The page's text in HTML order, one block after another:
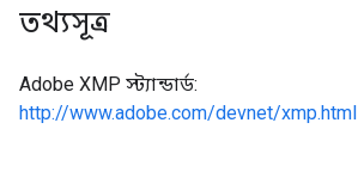
তথ্যসূত্র
Adobe XMP স্ট্যান্ডার্ড:
http://www.adobe.com/devnet/xmp.html